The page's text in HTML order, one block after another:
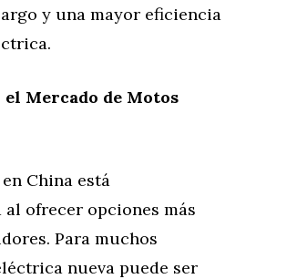
y una mayor eficiencia
Mercado de Motos
China está
ofrecer opciones más
Para muchos
nueva puede ser